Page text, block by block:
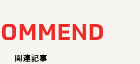
OMMEND
関連記事